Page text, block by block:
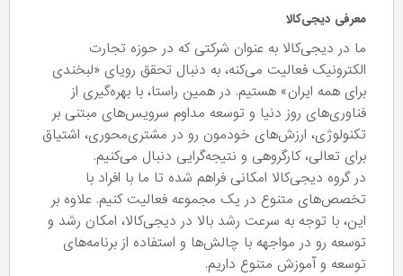
معرفی دیجی‌‌کالا
ما در دیجی‌کالا به عنوان شرکتی که در حوزه تجارت
الکترونیک فعالیت می‌کنه، به دنبال تحقق رویای «لبخندی
برای همه ایران» هستیم. در همین راستا، با بهره‌گیری از
فناوری‌های روز دنیا و توسعه مداوم سرویس‌های مبتنی بر
تکنولوژی، ارزش‌های‌ خودمون رو در مشتری‌محوری، اشتیاق
برای تعالی، کارگروهی و نتیجه‌گرایی دنبال می‌کنیم.
در گروه دیجی‌کالا امکانی فراهم شده تا ما با افراد با
تخصص‌های متنوع در یک مجموعه فعالیت کنیم. علاوه بر
این، با توجه به سرعت رشد بالا در دیجی‌کالا، امکان رشد و
توسعه رو در مواجهه با چالش‌ها و استفاده از برنامه‌های
توسعه و آموزش متنوع داریم.